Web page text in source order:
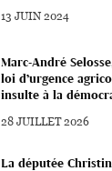
13 JUIN 2024
Marc-André
loi d’urgence
insulte à la
28 JUILLET 2026
La députée